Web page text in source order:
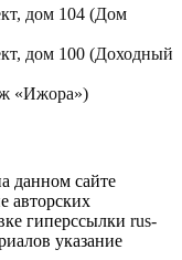
дом 104 (Дом
дом 100 (Доходный
«Ижора»)
данном сайте
авторских
гиперссылки rus-
указание